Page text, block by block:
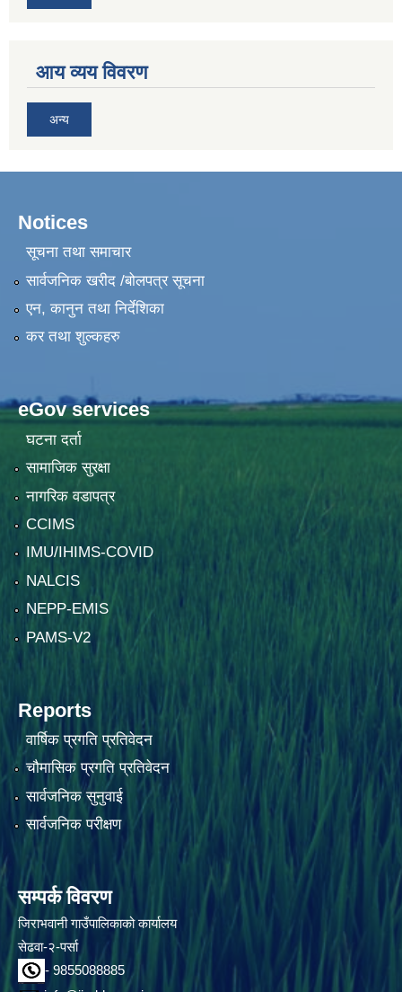
आय व्यय विवरण
अन्य
Notices
सूचना तथा समाचार
सार्वजनिक खरीद /बोलपत्र सूचना
एन, कानुन तथा निर्देशिका
कर तथा शुल्कहरु
eGov services
घटना दर्ता
सामाजिक सुरक्षा
नागरिक वडापत्र
CCIMS
IMU/IHIMS-COVID
NALCIS
NEPP-EMIS
PAMS-V2
Reports
वार्षिक प्रगति प्रतिवेदन
चौमासिक प्रगति प्रतिवेदन
सार्वजनिक सुनुवाई
सार्वजनिक परीक्षण
सम्पर्क विवरण
जिराभवानी गाउँपालिकाको कार्यालय
सेढवा-२-पर्सा
- 9855088885